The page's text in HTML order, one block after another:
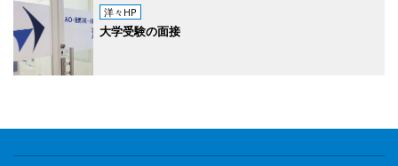
洋々HP
大学受験の面接